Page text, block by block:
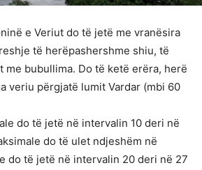
e Veriut do të jetë me vranësira
të herëpashershme shiu, të
me bubullima. Do të ketë erëra, herë
veriu përgjatë lumit Vardar (mbi 60
do të jetë në intervalin 10 deri në
do të ulet ndjeshëm në
do të jetë në intervalin 20 deri në 27